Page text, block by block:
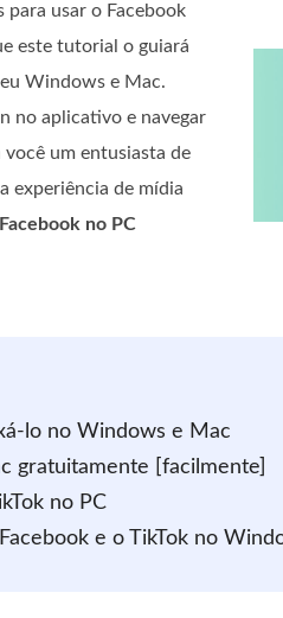
para usar o Facebook
este tutorial o guiará
Windows e Mac.
no aplicativo e navegar
um entusiasta de
experiência de mídia
no PC
lo no Windows e Mac
gratuitamente [facilmente]
no PC
e o TikTok no